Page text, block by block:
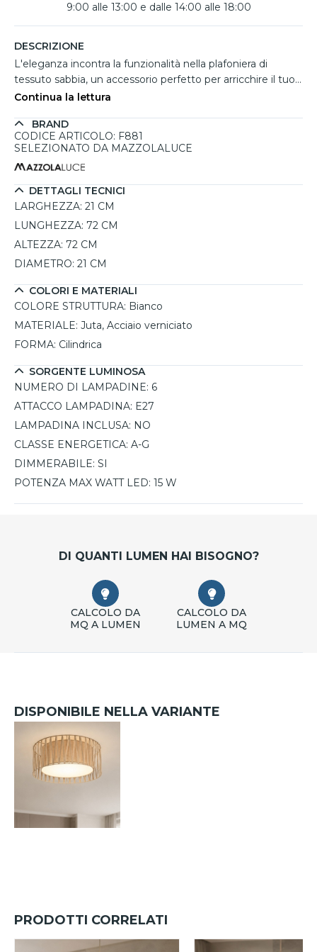
9:00 alle 13:00 e dalle 14:00 alle 18:00
DESCRIZIONE
L'eleganza incontra la funzionalità nella plafoniera di
tessuto sabbia, un accessorio perfetto per arricchire il tuo
soggiorno. Con un design cilindrico che misura 72 cm di
per il suo paralume in juta di un affascinante colore sabbia,
che conferisce un tocco naturale e accogliente agli
robustezza e si integra armoniosamente con qualsiasi
arredamento, dal classico al glamour. Ideale per illuminare
ampie stanze, la plafoniera supporta fino a sei lampadine
con attacco E27, permettendo di personalizzare l'intensità
anche pratica, il paralume può essere assemblato
rapidamente grazie a un sistema magnetico. Con un
grado di protezione IP20, è adatta per ambienti interni.
Scegliendo lampadine LED da massimo 15W, potrai
ottenere un'illuminazione efficiente e versatile.
Continua la lettura
BRAND
CODICE ARTICOLO: F881
SELEZIONATO DA MAZZOLALUCE
DETTAGLI TECNICI
LARGHEZZA: 21 CM
LUNGHEZZA: 72 CM
ALTEZZA: 72 CM
DIAMETRO: 21 CM
COLORI E MATERIALI
COLORE STRUTTURA: Bianco
MATERIALE: Juta, Acciaio verniciato
FORMA: Cilindrica
SORGENTE LUMINOSA
NUMERO DI LAMPADINE: 6
ATTACCO LAMPADINA: E27
LAMPADINA INCLUSA: NO
CLASSE ENERGETICA: A-G
DIMMERABILE: SI
POTENZA MAX WATT LED: 15 W
DI QUANTI LUMEN HAI BISOGNO?
CALCOLO DA
MQ A LUMEN
CALCOLO DA
LUMEN A MQ
DISPONIBILE NELLA VARIANTE
PRODOTTI CORRELATI